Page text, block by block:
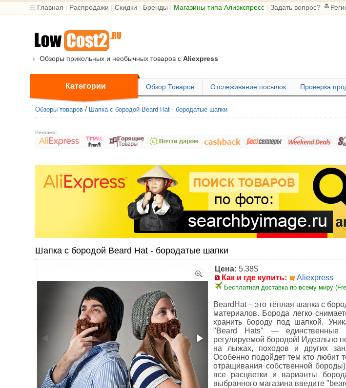
Главная | Распродажи | Скидки | Бренды | Магазины типа Алиэкспресс | Задать вопрос?
Обзоры прикольных и необычных товаров с Aliexpress
Категории Обзор Товаров Отслеживание посылок Проверка
Обзоры товаров / Шапка с бородой Beard Hat - бородатые шапки
Реклама:
Шапка с бородой Beard Hat - бородатые шапки
Цена: 5.38$
Как и где купить:
Aliexpress
Бесплатная доставка по всему миру
BeardHat – это тёплая шапка с
материалов. Борода легко
хранить бороду под шапкой.
"Beard Hats" —
регулируемой бородой! Идеально
на лыжах, походов и других
Особенно подойдет тем кто любит
отращивания собственной
все расцветки и варианты
выбранного магазина введите